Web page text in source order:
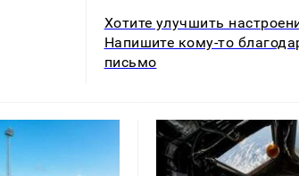
Хотите улучшить
Напишите кому-то
письмо